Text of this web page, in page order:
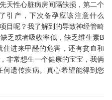
天性心脏病房间隔缺损，第二个
引产，下次备孕应该注意什么
目呢？我了解到的导致神经管畸
乏或者吸收率低，缺乏维生素B
进来甲醛的危害，还有贫血和
非常想生一个健康的宝宝，我俩
遗传疾病。真心希望能得到您